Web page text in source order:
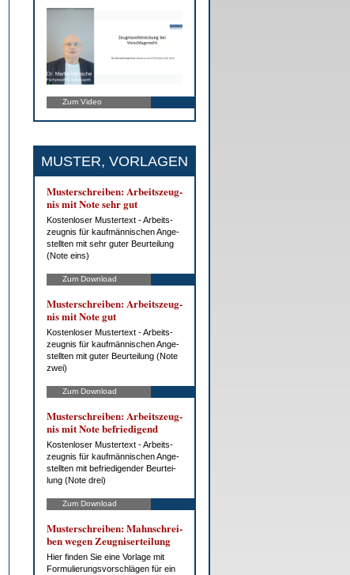
Zum Video
MUSTER, VORLAGEN
Mus­ter­schrei­ben: Ar­beits­zeug­
nis mit No­te sehr gut
Kos­ten­lo­ser Mus­ter­text - Ar­beits­
zeug­nis für kauf­män­ni­schen An­ge­
stell­ten mit sehr gu­ter Be­ur­tei­lung
(No­te eins)
Zum Download
Mus­ter­schrei­ben: Ar­beits­zeug­
nis mit No­te gut
Kos­ten­lo­ser Mus­ter­text - Ar­beits­
zeug­nis für kauf­män­ni­schen An­ge­
stell­ten mit gu­ter Be­ur­tei­lung (No­te
zwei)
Zum Download
Mus­ter­schrei­ben: Ar­beits­zeug­
nis mit No­te be­frie­di­gend
Kos­ten­lo­ser Mus­ter­text - Ar­beits­
zeug­nis für kauf­män­ni­schen An­ge­
stell­ten mit be­frie­di­gen­der Be­ur­tei­
lung (No­te drei)
Zum Download
Mus­ter­schrei­ben: Mahn­schrei­
ben we­gen Zeug­nis­er­tei­lung
Hier fin­den Sie ei­ne Vor­la­ge mit
For­mu­lie­rungs­vor­schlä­gen für ein